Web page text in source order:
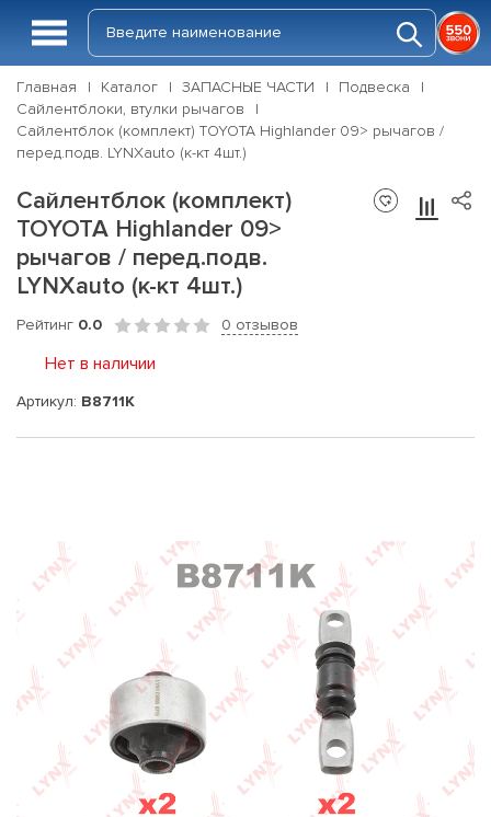
Главная Каталог ЗАПАСНЫЕ ЧАСТИ
Подвеска
Сайлентблоки, втулки рычагов
Сайлентблок (комплект) TOYOTA Highlander 09> рычагов /
перед.подв. LYNXauto (к-кт 4шт.)
Сайлентблок (комплект)
TOYOTA Highlander 09>
рычагов / перед.подв.
LYNXauto (к-кт 4шт.)
Рейтинг 0.0 0 отзывов
Нет в наличии
Артикул: B8711K